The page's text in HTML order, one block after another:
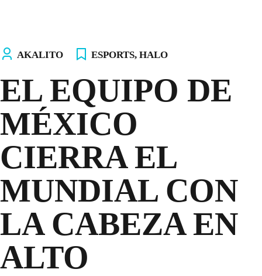
AKALITO ESPORTS, HALO
EL EQUIPO DE
MÉXICO
CIERRA EL
MUNDIAL CON
LA CABEZA EN
ALTO